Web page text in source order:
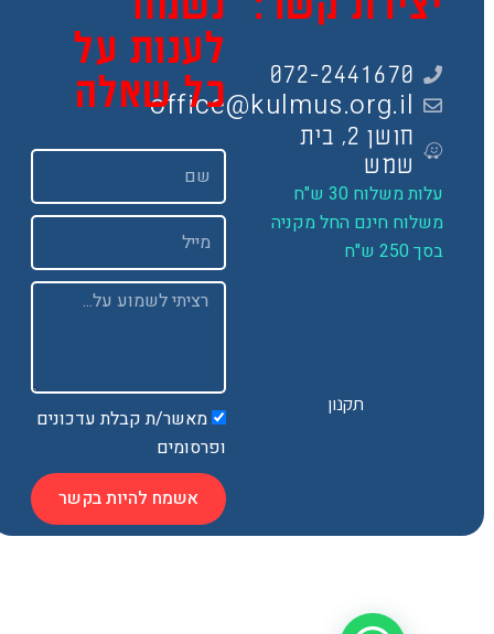
072-2441670
office@kulmus.org.il
חושן 2, בית
שמש
משלוח 30 ש"ח
חינם החל מקניה
לענות על
כל שאלה
Email
Message
מאשר/ת קבלת עדכונים
ופרסומים
אשמח להיות בקשר